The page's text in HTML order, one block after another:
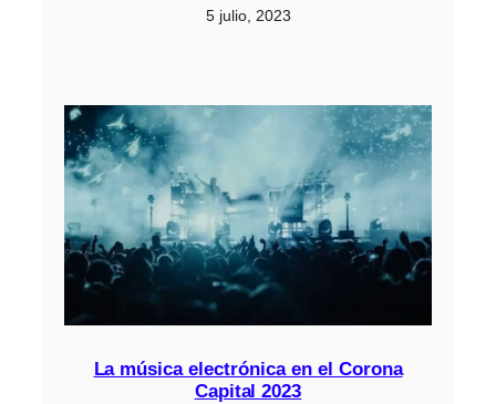
5 julio, 2023
La música electrónica en el Corona
Capital 2023